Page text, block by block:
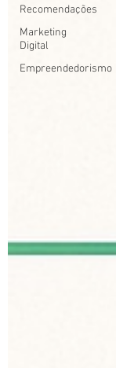
Recomendações
Marketing
Digital
Empreendedorismo